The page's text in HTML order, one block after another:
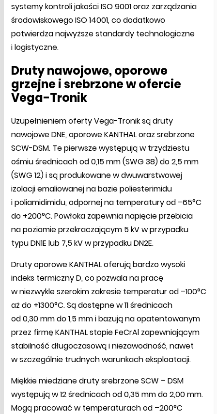
systemy kontroli jakości ISO 9001 oraz zarządzania
środowiskowego ISO 14001, co dodatkowo
potwierdza najwyższe standardy technologiczne
i logistyczne.
Druty nawojowe, oporowe
grzejne i srebrzone w ofercie
Vega-Tronik
Uzupełnieniem oferty Vega-Tronik są druty
nawojowe DNE, oporowe KANTHAL oraz srebrzone
SCW-DSM. Te pierwsze występują w trzydziestu
ośmiu średnicach od 0,15 mm (SWG 38) do 2,5 mm
(SWG 12) i są produkowane w dwuwarstwowej
izolacji emaliowanej na bazie poliesterimidu
i poliamidimidu, odpornej na temperatury od –65°C
do +200°C. Powłoka zapewnia napięcie przebicia
na poziomie przekraczającym 5 kV w przypadku
typu DN1E lub 7,5 kV w przypadku DN2E.
Druty oporowe KANTHAL oferują bardzo wysoki
indeks termiczny D, co pozwala na pracę
w niezwykle szerokim zakresie temperatur od –100°C
aż do +1300°C. Są dostępne w 11 średnicach
od 0,30 mm do 1,5 mm i bazują na opatentowanym
przez firmę KANTHAL stopie FeCrAl zapewniającym
stabilność długoczasową i niezawodność, nawet
w szczególnie trudnych warunkach eksploatacji.
Miękkie miedziane druty srebrzone SCW – DSM
występują w 12 średnicach od 0,35 mm do 2,00 mm.
Mogą pracować w temperaturach od –200°C